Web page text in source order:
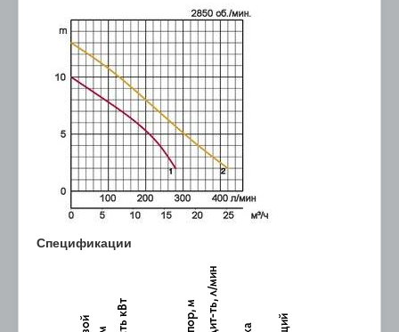
Спецификации